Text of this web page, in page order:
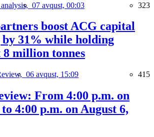
07 avqust, 00:03 323
boost ACG capital
by 31% while holding
8 million tonnes
06 avqust, 15:09 415
From 4:00 p.m. on
4:00 p.m. on August 6,